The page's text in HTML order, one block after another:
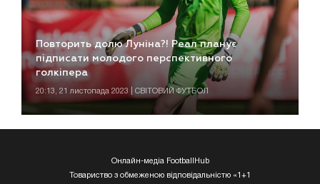
Повторить долю Луніна?! Реал планує
підписати молодого перспективного
голкіпера
20:13, 21 листопада 2023 | СВІТОВИЙ ФУТБОЛ
Онлайн-медіа FootballHub
Товариство з обмеженою відповідальністю «1+1